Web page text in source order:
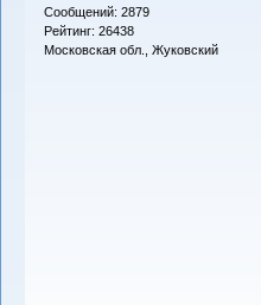
Сообщений: 2879
Рейтинг: 26438
Московская обл., Жуковский